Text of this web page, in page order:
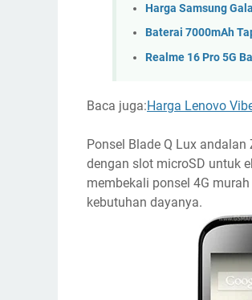
Harga Samsung
Baterai 7000mAh
Realme 16 Pro 5G
Baca juga:Harga Lenovo
Ponsel Blade Q Lux
dengan slot microSD untuk
membekali ponsel 4G
kebutuhan dayanya.